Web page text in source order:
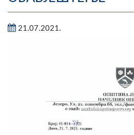
Географија
НАЧЕЛНИК
О Начелнику
21.07.2021.